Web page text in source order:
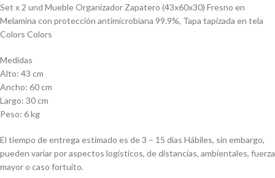
Set x 2 und Mueble Organizador Zapatero (43x60x30) Fresno en
Melamina con protección antimicrobiana 99.9%, Tapa tapizada en tela
Colors Colors
Medidas
Alto: 43 cm
Ancho: 60 cm
Largo: 30 cm
Peso: 6 kg
El tiempo de entrega estimado es de 3 – 15 dias Hábiles, sin embargo,
pueden variar por aspectos logísticos, de distancias, ambientales, fuerza
mayor o caso fortuito.